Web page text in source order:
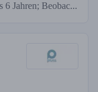
Jahren; Beobac...